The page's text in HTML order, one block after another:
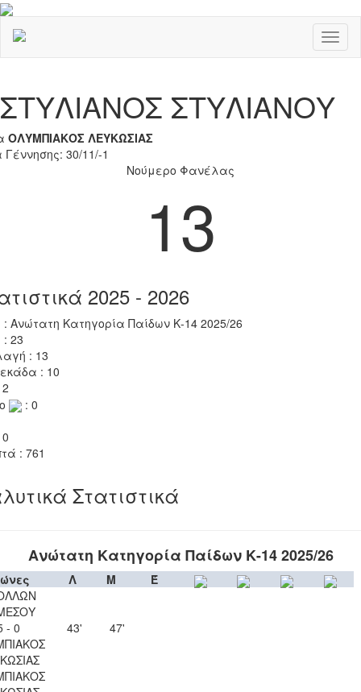
ΣΤΥΛΙΑΝΟΣ ΣΤΥΛΙΑΝΟΥ
ΟΛΥΜΠΙΑΚΟΣ ΛΕΥΚΩΣΙΑΣ
30/11/-1
Νούμερο Φανέλας
13
2025 - 2026
: Ανώτατη Κατηγορία Παίδων Κ-14 2025/26
23
: 13
: 10
: 0
: 761
Στατιστικά
Ανώτατη Κατηγορία Παίδων Κ-14 2025/26
Λ Μ
Έ
- 0
43' 47'